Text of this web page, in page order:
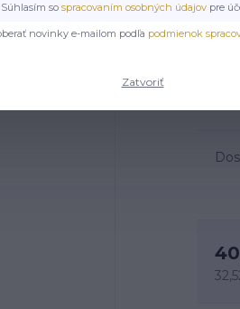
stolička
Súhlasím so spracovaním osobných údajov pre
novinky e-mailom podľa podmienok
Zatvoriť